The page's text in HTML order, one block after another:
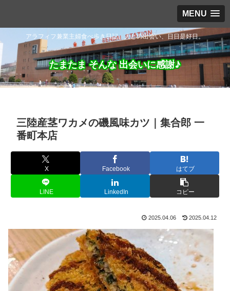
MENU
アラフィフ兼業主婦食べ歩き日記。人との出会い、日日是好日。
たまたま そんな 出会いに感謝♪
三陸産茎ワカメの磯風味カツ｜集合郎 一
番町本店
X Facebook はてブ
LINE LinkedIn コピー
2025.04.06 2025.04.12